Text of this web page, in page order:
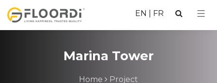
EN FR
Marina Tower
Home Project